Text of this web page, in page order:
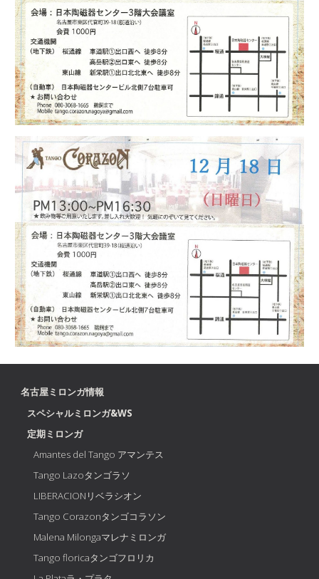
名古屋ミロンガ情報
スペシャルミロンガ&WS
定期ミロンガ
Amantes del Tango アマンテス
Tango Lazoタンゴラソ
LIBERACIONリベラシオン
Tango Corazonタンゴコラソン
Malena Milongaマレナミロンガ
Tango floricaタンゴフロリカ